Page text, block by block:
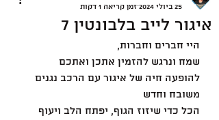
איגור לייב בלבונטין 7
25 ביולי 2024
זמן קריאה 1 דקות
היי חברים וחברות,
שמח ונרגש להזמין אתכן ואתכם
להופעה חיה של איגור עם הרכב נגנים
משובח וחדש
הכל כדי שיזוז הגוף, יפתח הלב ויעוף